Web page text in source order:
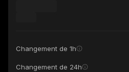
Changement de 1h
Changement de 24h